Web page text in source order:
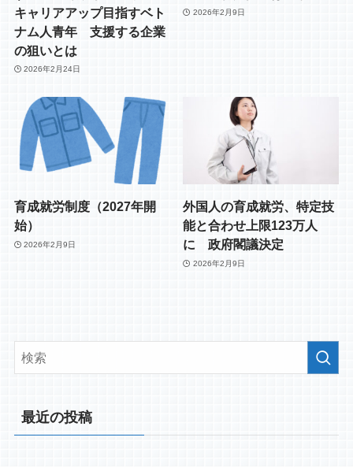
キャリアアップ目指すベト
ナム人青年 支援する企業
の狙いとは
2026年2月24日
2026年2月9日
育成就労制度（2027年開
始）
2026年2月9日
外国人の育成就労、特定技
能と合わせ上限123万人
に 政府閣議決定
2026年2月9日
最近の投稿